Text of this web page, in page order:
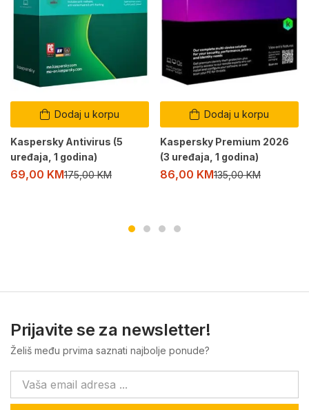
Dodaj u korpu
Kaspersky Antivirus (5
uređaja, 1 godina)
69,00 KM175,00KM
Dodaj u korpu
Kaspersky Premium 2026
(3 uređaja, 1 godina)
86,00 KM135,00KM
Prijavite se za newsletter!
Želiš među prvima saznati najbolje ponude?